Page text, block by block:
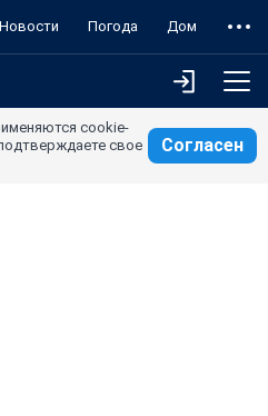
Новости Погода Дом
cookie-
свое
Согласен